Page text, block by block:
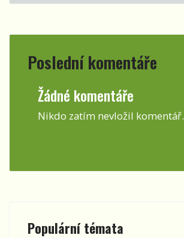
Poslední komentáře
Žádné komentáře
Nikdo zatím nevložil komentář.
Populární témata